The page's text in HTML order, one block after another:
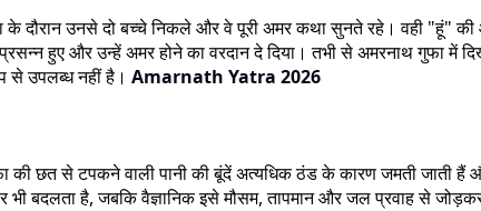
उनसे दो बच्चे निकले और वे पूरी अमर कथा सुनते रहे। वही "हूं" की
हुए और उन्हें अमर होने का वरदान दे दिया। तभी से अमरनाथ गुफा में
से उपलब्ध नहीं है। Amarnath Yatra 2026
छत से टपकने वाली पानी की बूंदें अत्यधिक ठंड के कारण जमती जाती हैं
बदलता है, जबकि वैज्ञानिक इसे मौसम, तापमान और जल प्रवाह से